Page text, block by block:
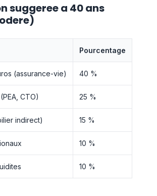
suggeree a 40 ans
Pourcentage
(assurance-vie) 40 %
CTO) 25 %
indirect) 15 %
10 %
10 %